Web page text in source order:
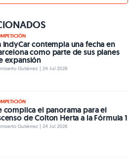
IndyCar contempla una fecha en
como parte de sus planes
expansión
Gutiérrez | 24 Jul 2026
complica el panorama para el
de Colton Herta a la Fórmula 1
Gutiérrez | 24 Jul 2026